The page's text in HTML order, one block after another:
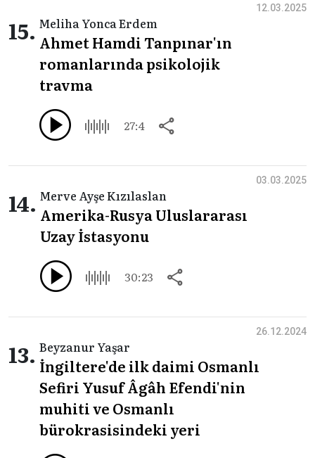
15. Meliha Yonca Erdem
Ahmet Hamdi Tanpınar'ın
romanlarında psikolojik
travma
27:4
12.03.2025
14. Merve Ayşe Kızılaslan
Amerika-Rusya Uluslararası
Uzay İstasyonu
30:23
03.03.2025
13. Beyzanur Yaşar
İngiltere'de ilk daimi Osmanlı
Sefiri Yusuf Âgâh Efendi'nin
muhiti ve Osmanlı
bürokrasisindeki yeri
26.12.2024